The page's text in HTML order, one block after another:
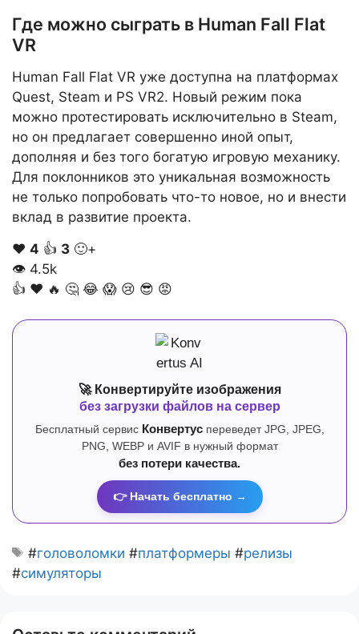
Где можно сыграть в Human Fall Flat
VR
Human Fall Flat VR уже доступна на платформах
Quest, Steam и PS VR2. Новый режим пока
можно протестировать исключительно в Steam,
но он предлагает совершенно иной опыт,
дополняя и без того богатую игровую механику.
Для поклонников это уникальная возможность
не только попробовать что-то новое, но и внести
вклад в развитие проекта.
❤️ 4 👍 3 🙂+
👁 4.5k
👍 ❤️ 🔥 🤔 😂 😱 😢 😎 😡
🚀 Конвертируйте изображения
без загрузки файлов на сервер
Бесплатный сервис Конвертуспереведет JPG, JPEG,
PNG, WEBP и AVIF в нужный формат
без потери качества.
👉 Начать бесплатно →
#головоломки #платформеры #релизы
#симуляторы